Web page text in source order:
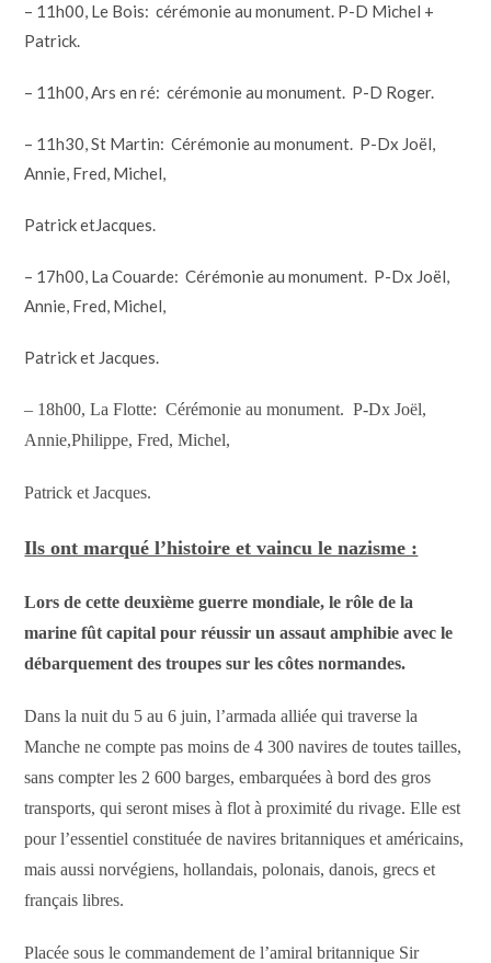
– 11h00, Le Bois: cérémonie au monument. P-D Michel +
Patrick.
– 11h00, Ars en ré: cérémonie au monument. P-D Roger.
– 11h30, St Martin: Cérémonie au monument. P-Dx Joël,
Annie, Fred, Michel,
Patrick etJacques.
– 17h00, La Couarde: Cérémonie au monument. P-Dx Joël,
Annie, Fred, Michel,
Patrick et Jacques.
– 18h00, La Flotte: Cérémonie au monument. P-Dx Joël,
Annie,Philippe, Fred, Michel,
Patrick et Jacques.
Ils ont marqué l’histoire et vaincu le nazisme :
Lors de cette deuxième guerre mondiale, le rôle de la
marine fût capital pour réussirun assaut amphibieavec le
débarquementdes troupessur les côtes normandes.
Dans la nuit du 5 au 6 juin, l’armada alliée qui traverse la
Manche ne compte pas moins de 4 300 navires de toutes tailles,
sans compter les 2 600 barges, embarquées à bord des gros
transports, qui seront mises à flot à proximité du rivage. Elle est
pour l’essentiel constituée de navires britanniques et américains,
mais aussi norvégiens, hollandais, polonais, danois, grecs et
français libres.
Placée sous le commandement de l’amiral britannique Sir